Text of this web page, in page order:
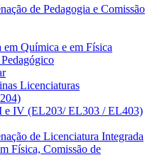
de Pedagogia e Comissão
Química e em Física
Licenciaturas
e IV (EL203/ EL303 / EL403)
de Licenciatura Integrada
Física, Comissão de